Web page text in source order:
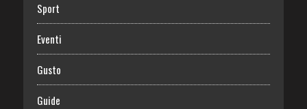
Sport
Eventi
Gusto
Guide